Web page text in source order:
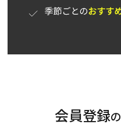
会員登録の